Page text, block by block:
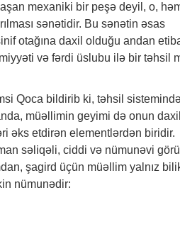
mexaniki bir peşə deyil, o,
sənətidir. Bu sənətin əsas
otağına daxil olduğu andan
və fərdi üslubu ilə bir təhsil
Qoca bildirib ki, təhsil
müəllimin geyimi də onun
əks etdirən elementlərdən biridir.
səliqəli, ciddi və nümunəvi
şagird üçün müəllim yalnız
nümunədir: